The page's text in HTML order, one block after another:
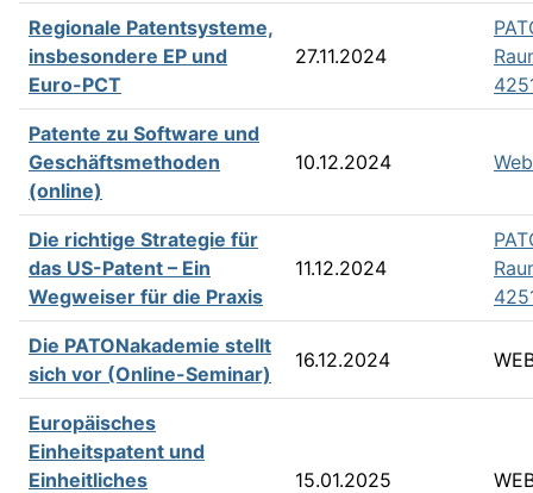
Regionale Patentsysteme,
insbesondere EP und
Euro-PCT
27.11.2024
Patente zu Software und
Geschäftsmethoden
(online)
10.12.2024
Die richtige Strategie für
das US-Patent – Ein
Wegweiser für die Praxis
11.12.2024
Die PATONakademie stellt
sich vor (Online-Seminar)
16.12.2024
Europäisches
Einheitspatent und
Einheitliches
15.01.2025